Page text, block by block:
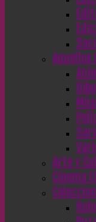
Aquellos
Arte y
Cinema